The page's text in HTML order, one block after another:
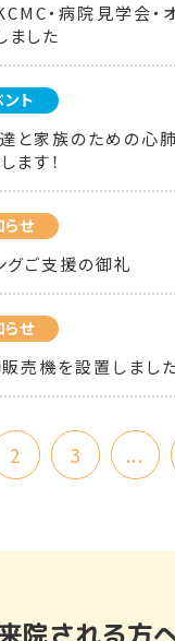
・病院見学会・
ました
ト
と家族のための心
ます！
らせ
グご支援の御礼
らせ
売機を設置しまし
2 3 ...